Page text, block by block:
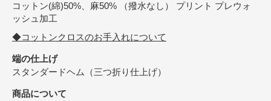
コットン(綿)50%、麻50% （撥水なし） プリント プレウォ
ッシュ加工
◆コットンクロスのお手入れについて
端の仕上げ
スタンダードヘム（三つ折り仕上げ）
商品について